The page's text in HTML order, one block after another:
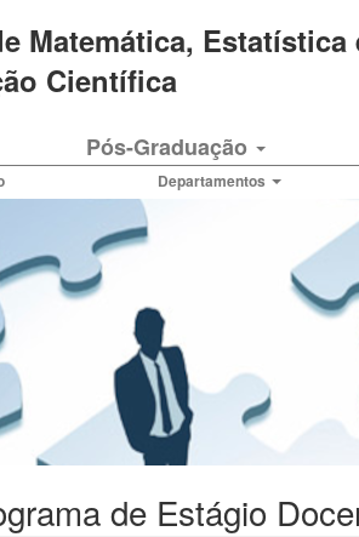
Matemática, Estatística
Científica
Pós-Graduação
Departamentos
de Estágio